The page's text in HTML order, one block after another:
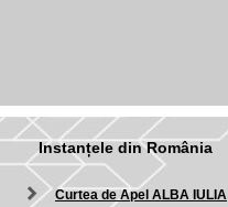
Instanțele din România
Curtea de Apel ALBA IULIA